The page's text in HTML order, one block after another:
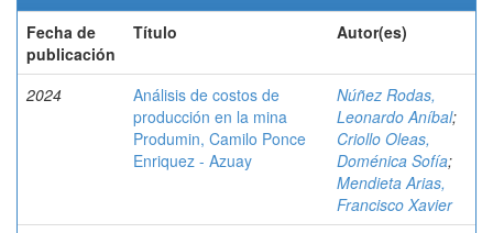
Fecha de
publicación
Título Autor(es)
2024
Análisis de costos de
producción en la mina
Produmin, Camilo Ponce
Enriquez - Azuay
Núñez Rodas,
Leonardo Aníbal;
Criollo Oleas,
Doménica Sofía;
Mendieta Arias,
Francisco Xavier